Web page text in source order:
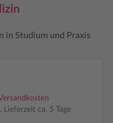
in Studium und Praxis
Lieferzeit ca. 5 Tage